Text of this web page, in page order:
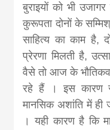
बुराइयों को भी
कुरूपता दोनों के
साहित्य का काम है,
प्रेरणा मिलती है,
वैसे तो आज के
रहे हैं । इस कारण
मानसिक अशांति में ही
। यही कारण है कि